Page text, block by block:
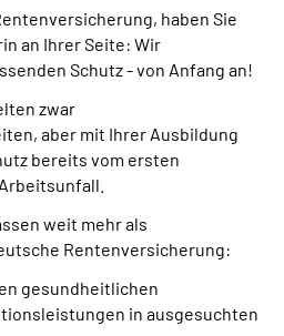
(DGS)
haben Sie
an Ihrer Seite: Wir
Schutz - von Anfang an!
zwar
aber mit Ihrer Ausbildung
bereits vom ersten
weit mehr als
Rentenversicherung:
gesundheitlichen
in ausgesuchten